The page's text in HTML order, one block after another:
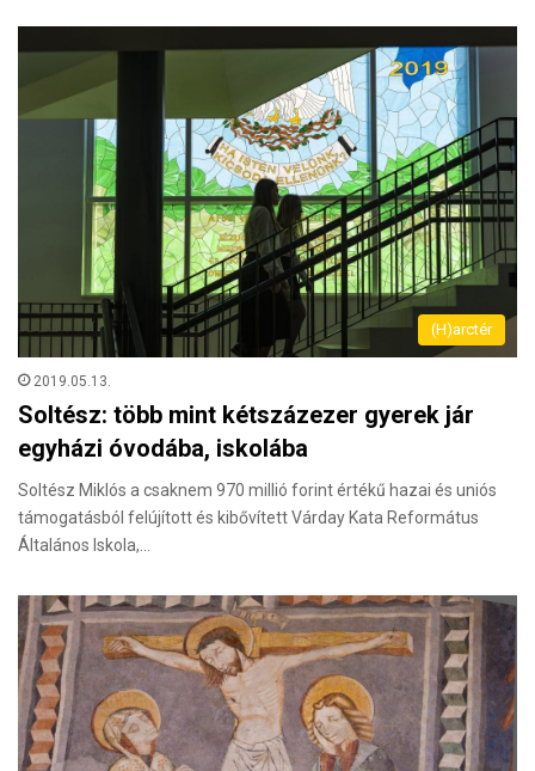
(H)arctér
2019.05.13.
Soltész: több mint kétszázezer gyerek jár
egyházi óvodába, iskolába
Soltész Miklós a csaknem 970 millió forint értékű hazai és uniós
támogatásból felújított és kibővített Várday Kata Református
Általános Iskola,…